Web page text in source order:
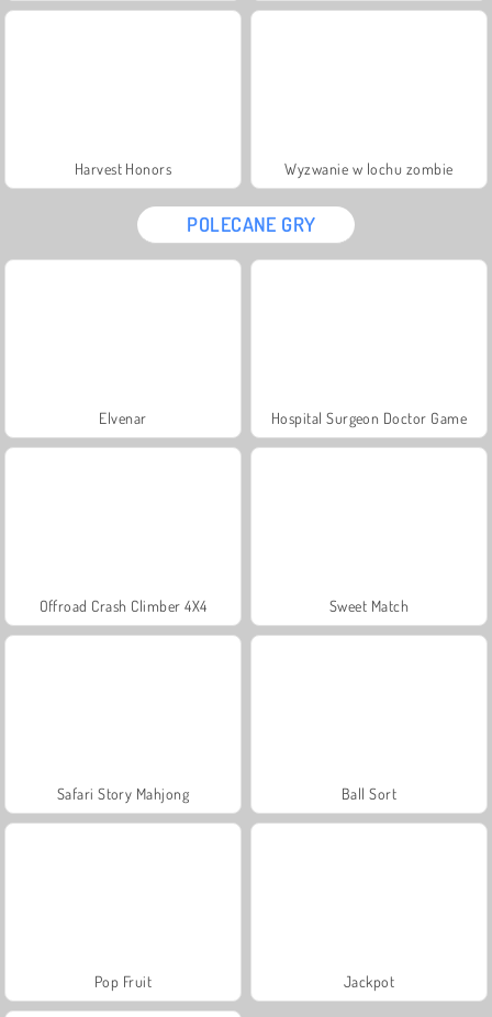
Harvest Honors Wyzwanie w lochu zombie
POLECANE GRY
Elvenar Hospital Surgeon Doctor Game
Offroad Crash Climber 4X4 Sweet Match
Safari Story Mahjong Ball Sort
Pop Fruit Jackpot